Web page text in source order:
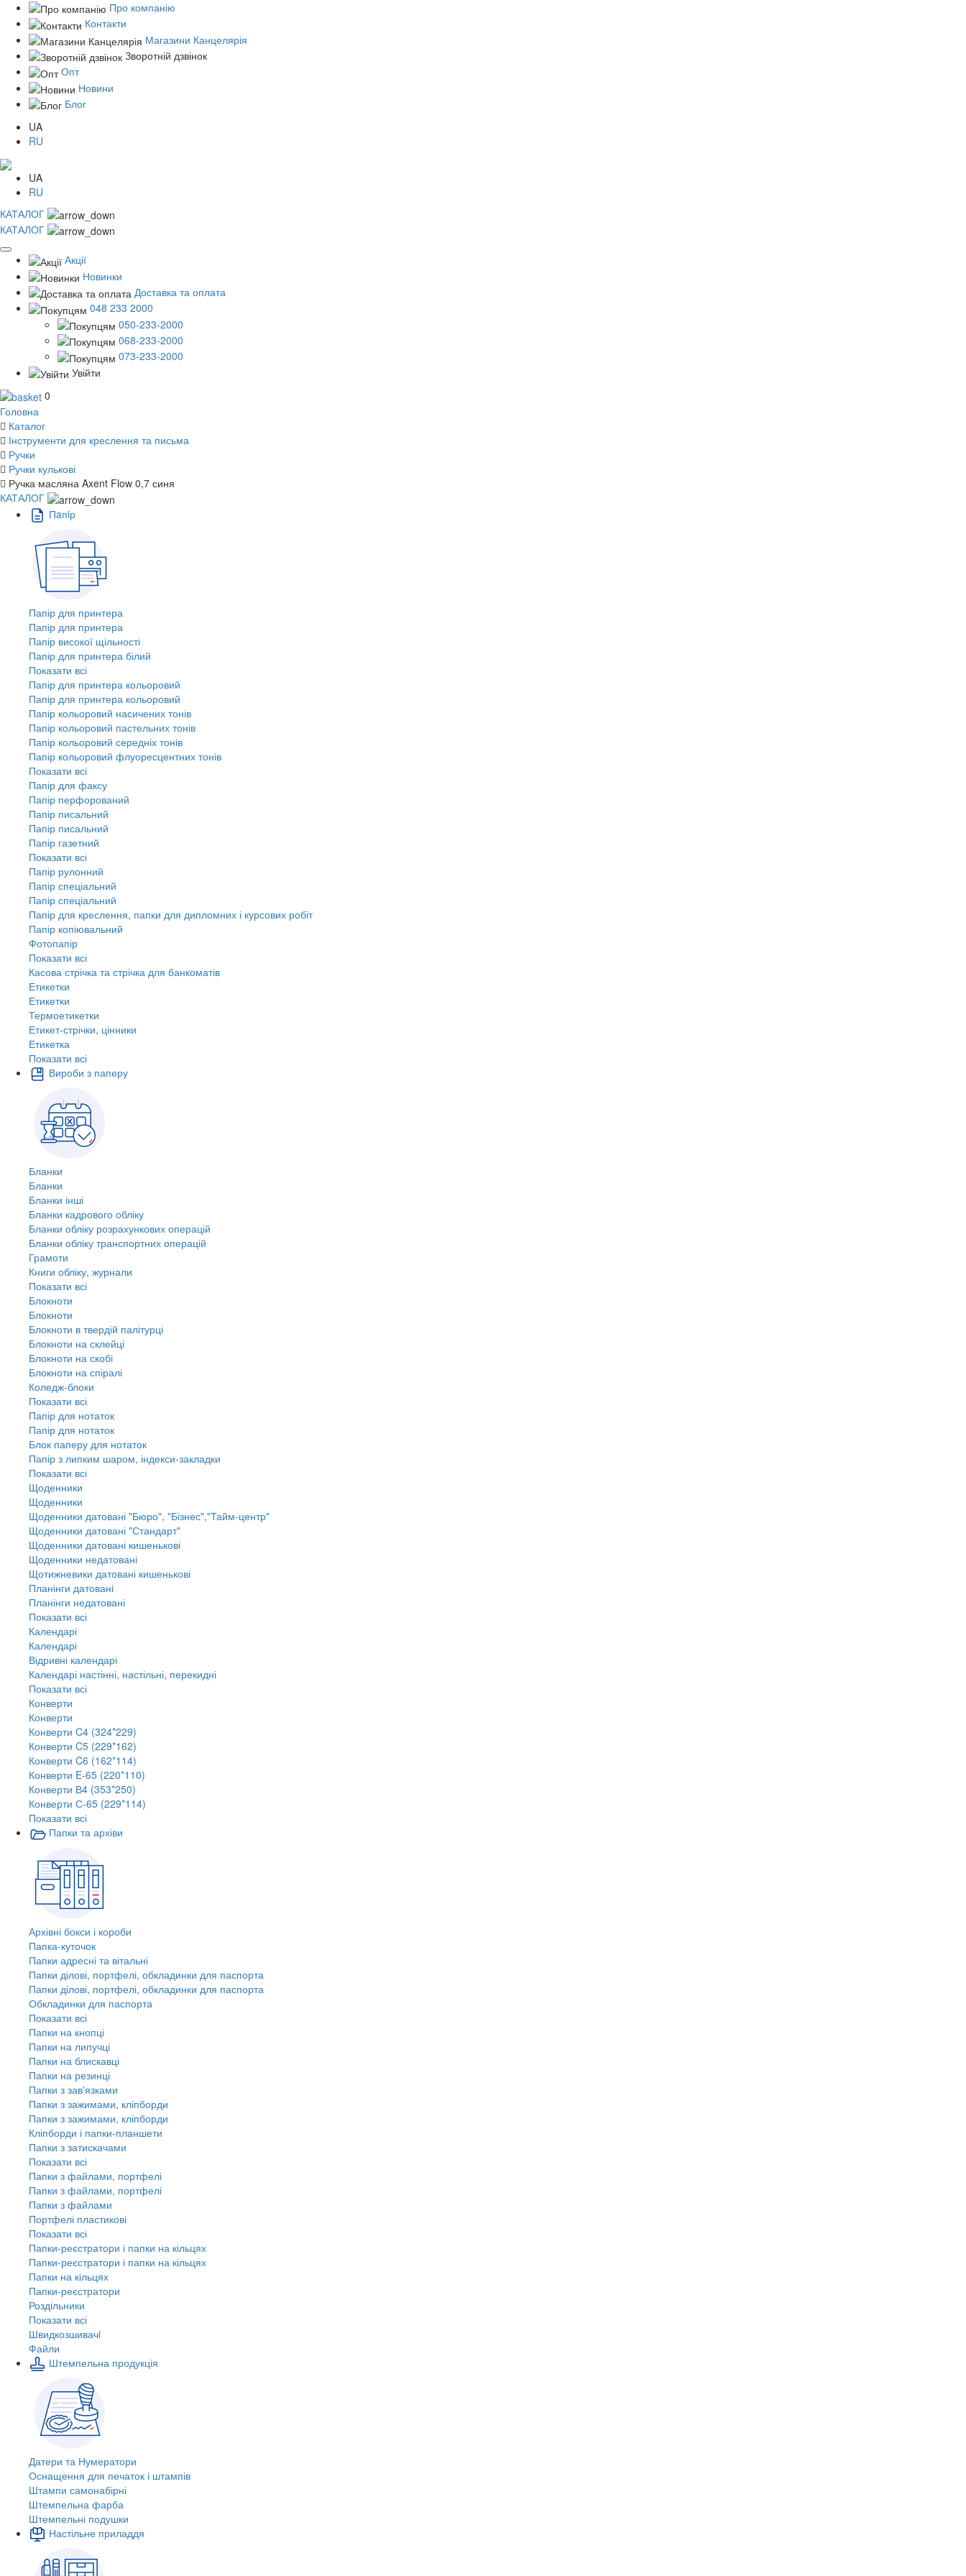
Про компанію
Контакти
Магазини Канцелярія
Зворотній дзвінок
Опт
Новини
Блог
UA
RU
UA
RU
КАТАЛОГ
КАТАЛОГ
Акції
Новинки
Доставка та оплата
048 233 2000
050-233-2000
068-233-2000
073-233-2000
Увійти
0
Головна
Каталог
Інструменти для креслення та письма
Ручки
Ручки кулькові
Ручка масляна Axent Flow 0,7 синя
КАТАЛОГ
Пaпiр
Папір для принтера
Папір для принтера
Папір високої щільності
Папір для принтера білий
Показати всі
Папір для принтера кольоровий
Папір для принтера кольоровий
Папір кольоровий насичених тонів
Папір кольоровий пастельних тонів
Папір кольоровий середніх тонів
Папір кольоровий флуоресцентних тонів
Показати всі
Папір для факсу
Папір перфорований
Папір писальний
Папір писальний
Папір газетний
Показати всі
Папір рулонний
Папір спеціальний
Папір спеціальний
Папір для креслення, папки для дипломних і курсових робіт
Папір копіювальний
Фотопапір
Показати всі
Касова стрічка та стрічка для банкоматів
Етикетки
Етикетки
Термоетикетки
Етикет-стрічки, цінники
Етикетка
Показати всі
Вироби з паперу
Бланки
Бланки
Бланки інші
Бланки кадрового обліку
Бланки обліку розрахункових операцій
Бланки обліку транспортних операцій
Грамоти
Книги обліку, журнали
Показати всі
Блокноти
Блокноти
Блокноти в твердій палітурці
Блокноти на склейці
Блокноти на скобі
Блокноти на спіралі
Коледж-блоки
Показати всі
Папір для нотаток
Папір для нотаток
Блок паперу для нотаток
Папір з липким шаром, індекси-закладки
Показати всі
Щоденники
Щоденники
Щоденники датовані "Бюро", "Бізнес","Тайм-центр"
Щоденники датовані "Стандарт"
Щоденники датовані кишенькові
Щоденники недатовані
Щотижневики датовані кишенькові
Планінги датовані
Планінги недатовані
Показати всі
Календарі
Календарі
Відривні календарі
Календарі настінні, настільні, перекидні
Показати всі
Конверти
Конверти
Конверти C4 (324*229)
Конверти C5 (229*162)
Конверти C6 (162*114)
Конверти E-65 (220*110)
Конверти В4 (353*250)
Конверти С-65 (229*114)
Показати всі
Папки та архіви
Архівні бокси і короби
Папка-куточок
Папки адресні та вітальні
Папки ділові, портфелі, обкладинки для паспорта
Папки ділові, портфелі, обкладинки для паспорта
Обкладинки для паспорта
Показати всі
Папки на кнопці
Папки на липучці
Папки на блискавці
Папки на резинці
Папки з зав'язками
Папки з зажимами, кліпборди
Папки з зажимами, кліпборди
Кліпборди і папки-планшети
Папки з затискачами
Показати всі
Папки з файлами, портфелі
Папки з файлами, портфелі
Папки з файлами
Портфелі пластикові
Показати всі
Папки-реєстратори і папки на кільцях
Папки-реєстратори і папки на кільцях
Папки на кільцях
Папки-реєстратори
Роздільники
Показати всі
Швидкозшивачi
Файли
Штемпельна продукція
Датери та Нумератори
Оснащення для печаток і штампів
Штампи самонабірні
Штемпельна фарба
Штемпельні подушки
Настільне приладдя